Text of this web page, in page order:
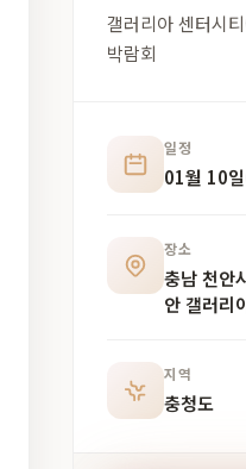
갤러리아 센터시
박람회
일정
01월 10
장소
충남 천안
안 갤러리
지역
충청도